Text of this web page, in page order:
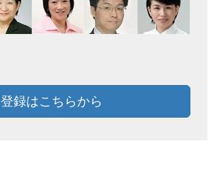
登録はこちらから